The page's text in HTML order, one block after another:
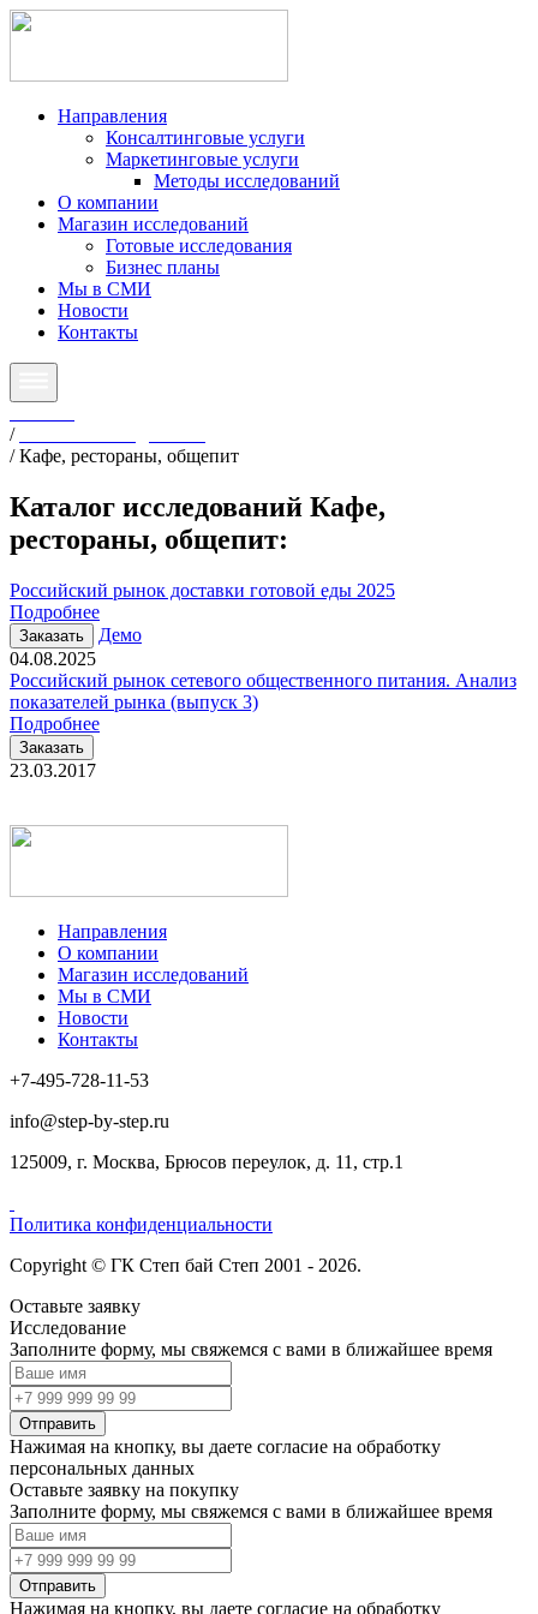
Направления
Консалтинговые услуги
Маркетинговые услуги
Методы исследований
О компании
Магазин исследований
Готовые исследования
Бизнес планы
Мы в СМИ
Новости
Контакты
/
/Кафе, рестораны, общепит
Каталог исследований Кафе,
рестораны, общепит:
Российский рынок доставки готовой еды 2025
Подробнее
Заказать
Демо
04.08.2025
Российский рынок сетевого общественного питания. Анализ
показателей рынка (выпуск 3)
Подробнее
Заказать
23.03.2017
Направления
О компании
Магазин исследований
Мы в СМИ
Новости
Контакты
+7-495-728-11-53
info@step-by-step.ru
125009, г. Москва, Брюсов переулок, д. 11, стр.1
Политика конфиденциальности
Copyright © ГК Степ бай Степ 2001 - 2026.
Оставьте заявку
Исследование
Заполните форму, мы свяжемся с вами в ближайшее время
Отправить
Нажимая на кнопку, вы даете согласие на обработку
персональных данных
Оставьте заявку на покупку
Заполните форму, мы свяжемся с вами в ближайшее время
Отправить
Нажимая на кнопку, вы даете согласие на обработку